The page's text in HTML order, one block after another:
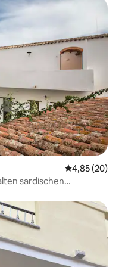
4,85 (20)
sardischen